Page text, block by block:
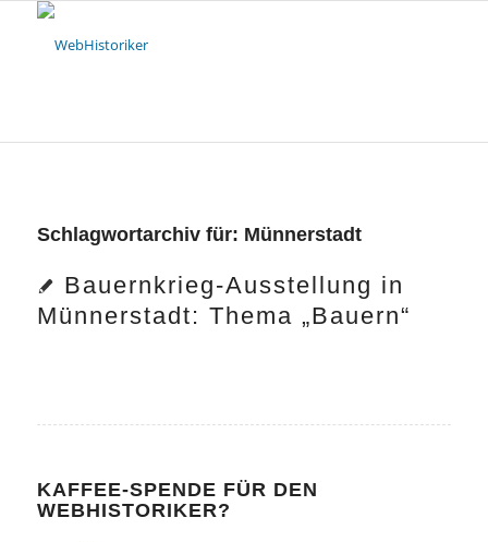
Schlagwortarchiv für: Münnerstadt
Bauernkrieg-Ausstellung in
Münnerstadt: Thema „Bauern“
KAFFEE-SPENDE FÜR DEN
WEBHISTORIKER?